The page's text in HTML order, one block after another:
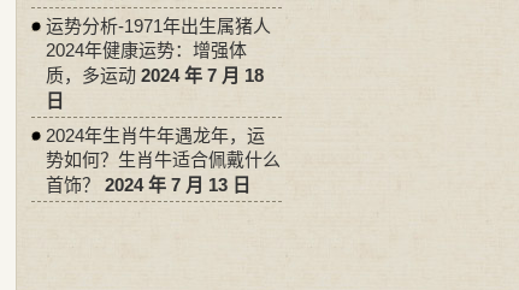
运势分析-1971年出生属猪人
2024年健康运势：增强体
质，多运动 2024 年 7 月 18
日
2024年生肖牛年遇龙年，运
势如何？生肖牛适合佩戴什么
首饰？
2024 年 7 月 13 日